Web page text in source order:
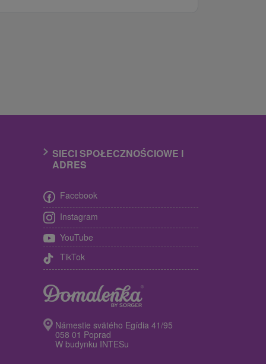
SIECI SPOŁECZNOŚCIOWE I
ADRES
Facebook
Instagram
YouTube
TikTok
Námestie svätého Egídia 41/95
058 01 Poprad
W budynku INTESu